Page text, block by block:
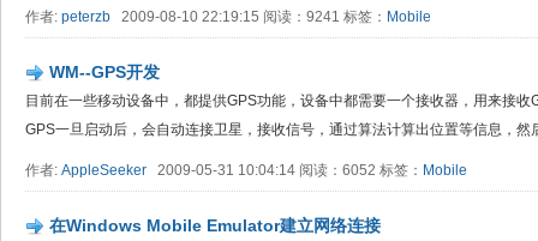
作者: peterzb 2009-08-10 22:19:15 阅读：9241 标签： Mobile
WM--GPS开发
目前在一些移动设备中，都提供GPS功能，设备中都需要一个接收器，用来接
GPS一旦启动后，会自动连接卫星，接收信号，通过算法计算出位置等信息，然
作者: AppleSeeker 2009-05-31 10:04:14 阅读：6052 标签： Mobile
在Windows Mobile Emulator建立网络连接